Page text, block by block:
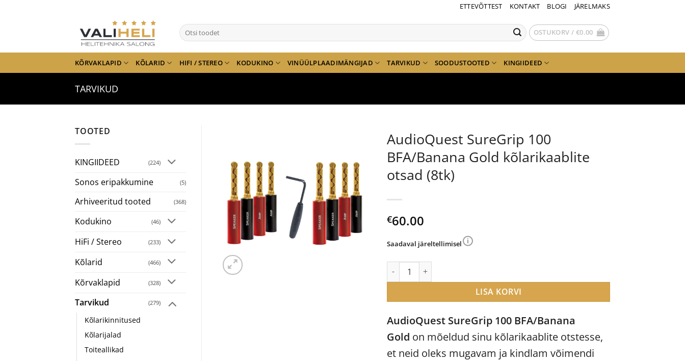
ETTEVÕTTEST KONTAKT BLOGI JÄRELMAKS
Otsi: OSTUKORV / €0.00
KÕRVAKLAPID KÕLARID HIFI / STEREO KODUKINO VINÜÜLPLAADIMÄNGIJAD TARVIKUD SOODUSTOOTED KINGIIDEED
TARVIKUD
TOOTED
KINGIIDEED (224)
Sonos eripakkumine (5)
Arhiveeritud tooted (368)
Kodukino (46)
HiFi / Stereo (233)
Kõlarid (466)
Kõrvaklapid (328)
Tarvikud (279)
Kõlarikinnitused
Kõlarijalad
Toiteallikad
AudioQuest SureGrip 100
BFA/Banana Gold kõlarikaablite
otsad (8tk)
€60.00
AudioQuest SureGrip 100 BFA/Banana
Gold on mõeldud sinu kõlarikaablite otstesse,
et neid oleks mugavam ja kindlam võimendi
Saadaval järeltellimisel
AudioQuest SureGrip 100 BFA/Banana Gold kõlarikaablite otsad (8tk) kogus
LISA KORVI